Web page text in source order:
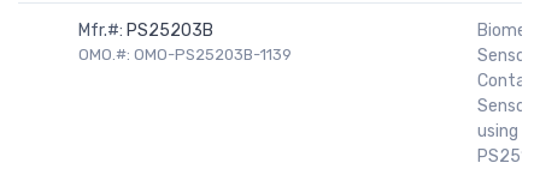
Mfr.#: PS25203B
OMO.#: OMO-PS25203B-1139
Sensors
Sensor
using